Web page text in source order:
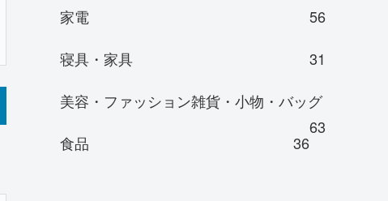
家電
56
寝具・家具
31
美容・ファッション雑貨・小物・バッグ
63
食品 36